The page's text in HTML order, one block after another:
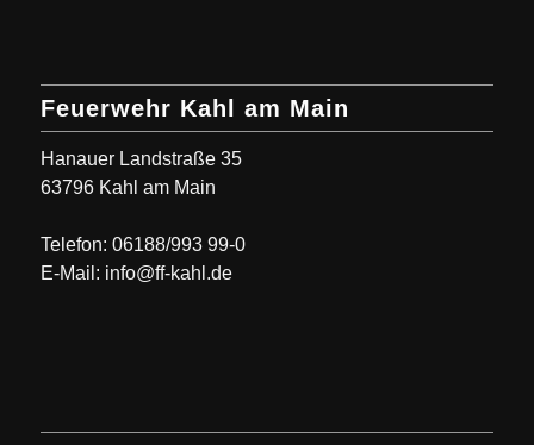
Feuerwehr Kahl am Main
Hanauer Landstraße 35
63796 Kahl am Main
Telefon: 06188/993 99-0
E-Mail: info@ff-kahl.de